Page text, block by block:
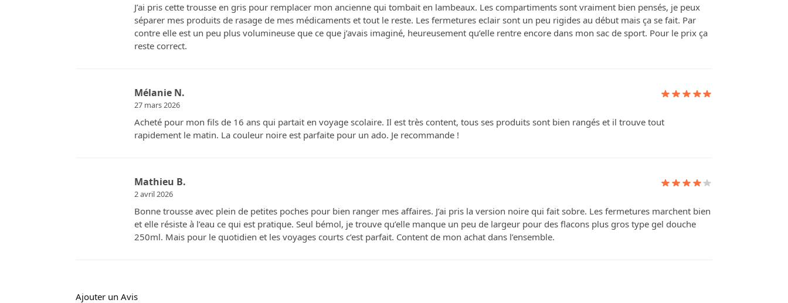
J’ai pris cette trousse en gris pour remplacer mon ancienne qui tombait en lambeaux. Les compartiments sont vraiment bien pensés, je peux
séparer mes produits de rasage de mes médicaments et tout le reste. Les fermetures eclair sont un peu rigides au début mais ça se fait. Par
contre elle est un peu plus volumineuse que ce que j’avais imaginé, heureusement qu’elle rentre encore dans mon sac de sport. Pour le prix ça
reste correct.
Mélanie N.
27 mars 2026
Acheté pour mon fils de 16 ans qui partait en voyage scolaire. Il est très content, tous ses produits sont bien rangés et il trouve tout
rapidement le matin. La couleur noire est parfaite pour un ado. Je recommande !
Mathieu B.
2 avril 2026
Bonne trousse avec plein de petites poches pour bien ranger mes affaires. J’ai pris la version noire qui fait sobre. Les fermetures marchent bien
et elle résiste à l’eau ce qui est pratique. Seul bémol, je trouve qu’elle manque un peu de largeur pour des flacons plus gros type gel douche
250ml. Mais pour le quotidien et les voyages courts c’est parfait. Content de mon achat dans l’ensemble.
Ajouter un Avis